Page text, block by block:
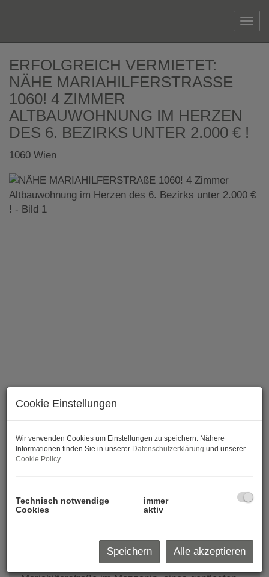
ERFOLGREICH VERMIETET:
NÄHE MARIAHILFERSTRASSE 1
060! 4 ZIMMER A
LTBAUWOHNUNG IM HERZEN D
ES 6. BEZIRKS UNTER 2.000 € !
1060 Wien
NÄHE MARIAHILFERSTRAßE 1060! 4 Zimmer
In einer ruhigen Seitenstraße Nähe
Cookie Einstellungen
Wir verwenden Cookies um Einstellungen zu speichern. Nähere
Informationen finden Sie in unserer Datenschutzerklärung und unserer
Cookie Policy.
Technisch notwendige
Cookies
immer
aktiv
Speichern Alle akzeptieren